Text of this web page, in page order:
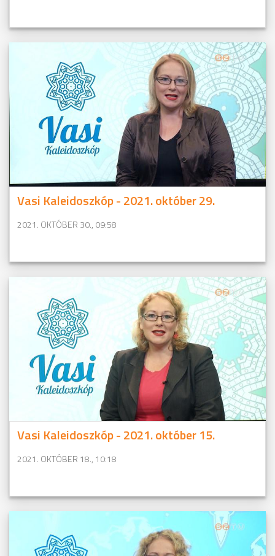
Vasi Kaleidoszkóp - 2021. október 29.
2021. OKTÓBER 30., 09:58
Vasi Kaleidoszkóp - 2021. október 15.
2021. OKTÓBER 18., 10:18